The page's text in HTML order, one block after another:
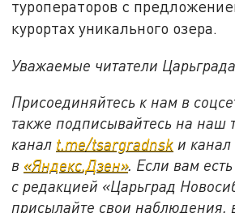
туроператоров с
курортах уникального озера.
Уважаемые читатели
Присоединяйтесь к нам в
также подписывайтесь на наш
канал t.me/tsargradnsk и канал
в «Яндекс.Дзен». Если вам
с редакцией «Царьград
присылайте свои наблюдения,